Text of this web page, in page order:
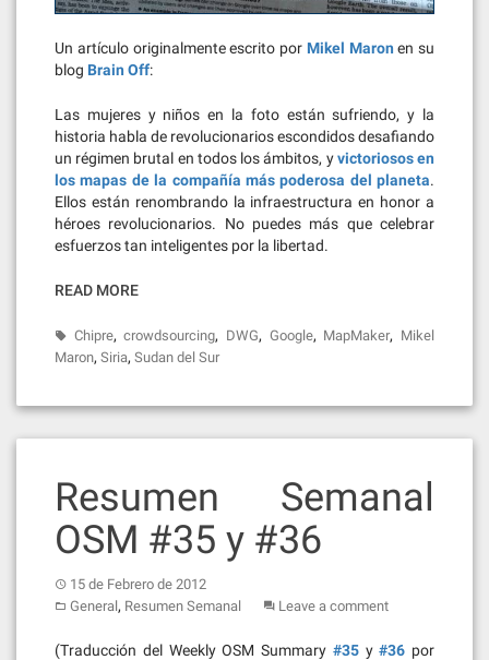
Un artículo originalmente escrito por Mikel Maron en su
blog Brain Off:
Las mujeres y niños en la foto están sufriendo, y la
historia habla de revolucionarios escondidos desafiando
un régimen brutal en todos los ámbitos, yvictoriosos en
los mapas de la compañía más poderosa del planeta.
Ellos están renombrando la infraestructura en honor a
héroes revolucionarios. No puedes más que celebrar
esfuerzos tan inteligentes por la libertad.
READ MORE
Chipre,crowdsourcing, DWG, Google, MapMaker, Mikel
Maron, Siria, Sudan del Sur
Resumen Semanal
OSM #35 y #36
15 de Febrero de 2012
General, Resumen Semanal Leave a comment
(Traducción del Weekly OSM Summary #35y#36 por